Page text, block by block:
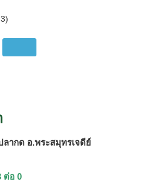
ลากด อ.พระสมุทรเจดีย์
ต่อ 0